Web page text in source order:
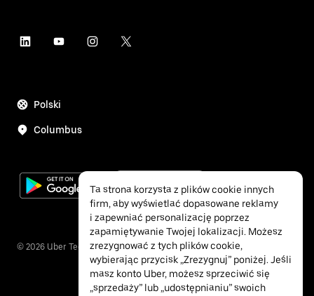
Polski
Columbus
© 2026 Uber Technologies Inc.
Ta strona korzysta z plików cookie innych
firm, aby wyświetlać dopasowane reklamy
i zapewniać personalizację poprzez
zapamiętywanie Twojej lokalizacji. Możesz
zrezygnować z tych plików cookie,
wybierając przycisk „Zrezygnuj” poniżej. Jeśli
masz konto Uber, możesz sprzeciwić się
„sprzedaży” lub „udostępnianiu” swoich